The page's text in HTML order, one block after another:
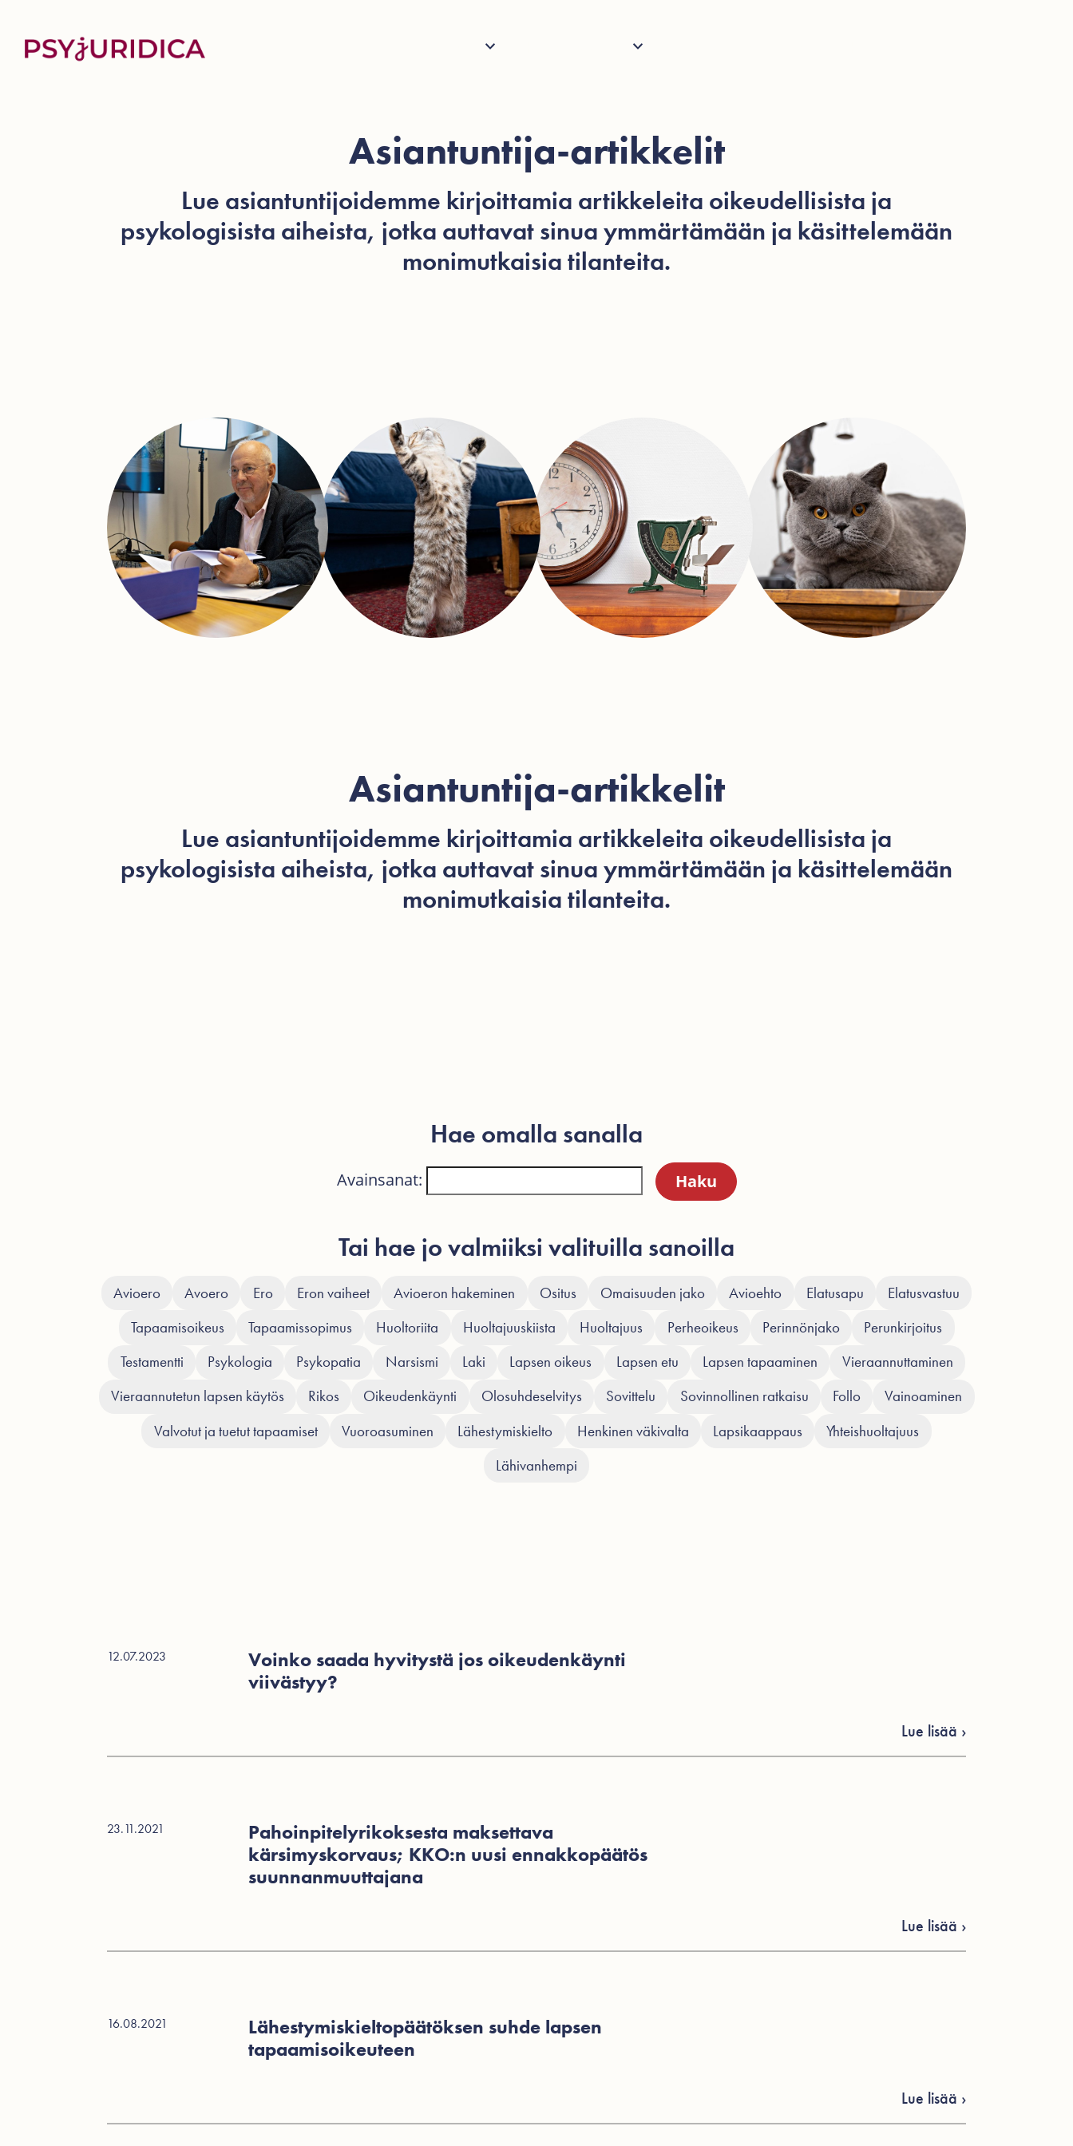
Palvelut Tietoa
Asiantuntija-artikkelit
Lue asiantuntijoidemme kirjoittamia artikkeleita oikeudellisista ja
psykologisista aiheista, jotka auttavat sinua ymmärtämään ja käsittelemään
monimutkaisia tilanteita.
Asiantuntija-artikkelit
Lue asiantuntijoidemme kirjoittamia artikkeleita oikeudellisista ja
psykologisista aiheista, jotka auttavat sinua ymmärtämään ja käsittelemään
monimutkaisia tilanteita.
Hae omalla sanalla
Avainsanat:
Tai hae jo valmiiksi valituilla sanoilla
Avioero Avoero Ero Eron vaiheet Avioeron hakeminen Ositus Omaisuuden jako Avioehto Elatusapu
Elatusvastuu
Tapaamisoikeus
Tapaamissopimus Huoltoriita Huoltajuuskiista Huoltajuus Perheoikeus Perinnönjako
Perunkirjoitus
Testamentti
Psykologia Psykopatia Narsismi Laki Lapsen oikeus Lapsen etu Lapsen tapaaminen
Vieraannuttaminen
Vieraannutetun lapsen käytös
Rikos Oikeudenkäynti Olosuhdeselvitys Sovittelu Sovinnollinen ratkaisu Follo
Vainoaminen
Valvotut ja tuetut tapaamiset
Vuoroasuminen Lähestymiskielto Henkinen väkivalta Lapsikaappaus
Yhteishuoltajuus
Lähivanhempi
12.07.2023
Voinko saada hyvitystä jos oikeudenkäynti
viivästyy?
Lue lisää ›
23.11.2021
Pahoinpitelyrikoksesta maksettava
kärsimyskorvaus; KKO:n uusi ennakkopäätös
suunnanmuuttajana
Lue lisää ›
16.08.2021
Lähestymiskieltopäätöksen suhde lapsen
tapaamisoikeuteen
Lue lisää ›